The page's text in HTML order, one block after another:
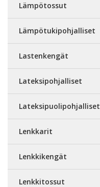
Lämpötossut
Lämpötukipohjalliset
Lastenkengät
Lateksipohjalliset
Lateksipuolipohjalliset
Lenkkarit
Lenkkikengät
Lenkkitossut